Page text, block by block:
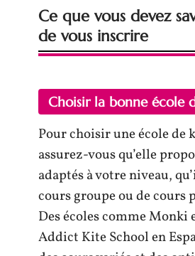
Ce que vous devez
de vous inscrire
Choisir la bonne école
Pour choisir une école de
assurez-vous qu’elle
adaptés à votre niveau,
cours groupe ou de cours
Des écoles comme Monki
Addict Kite School en